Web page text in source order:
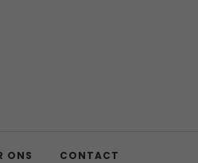
ONS CONTACT